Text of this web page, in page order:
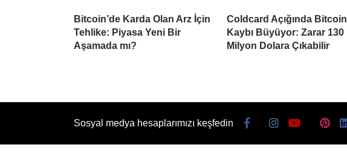
Bitcoin’de Karda Olan Arz İçin
Tehlike: Piyasa Yeni Bir
Aşamada mı?
Coldcard Açığında Bitcoin
Kaybı Büyüyor: Zarar 130
Milyon Dolara Çıkabilir
Sosyal medya hesaplarımızı keşfedin